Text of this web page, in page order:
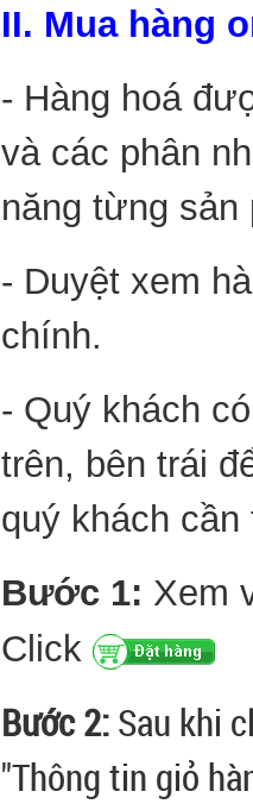
II. Mua hàng
- Hàng hoá
và các phân
năng từng sản
- Duyệt xem
chính.
- Quý khách
trên, bên trái
quý khách cần
Bước 1: Xem
Click
Bước 2:Sau khi
"Thông tin giỏ